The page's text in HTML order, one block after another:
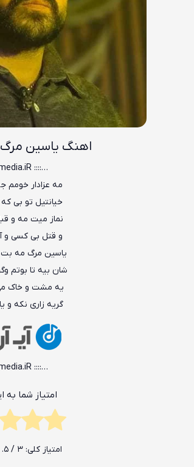
اهنگ یاسین مرگ
…:::: iR-media.iR ::::…
مه عزادار خومم
خیانتیل تو بی
نماز میت مه و
و قتل بی کسی و
یاسین مرگ مه
شان‌ بیه‌ تا بوتم‌
یه مشت و خاک می
گریه زاری نکه و
…:::: iR-media.iR ::::…
امتیاز شما به
امتیاز کلی: 3 / 5. تعداد رای: